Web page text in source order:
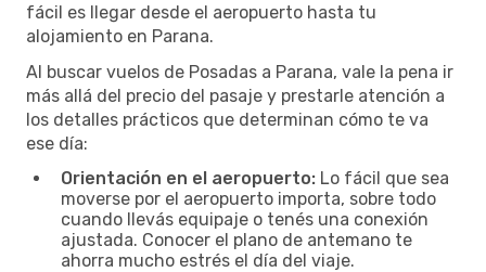
fácil es llegar desde el aeropuerto hasta tu
alojamiento en Parana.
Al buscar vuelos de Posadas a Parana, vale la pena ir
más allá del precio del pasaje y prestarle atención a
los detalles prácticos que determinan cómo te va
ese día:
Orientación en el aeropuerto: Lo fácil que sea
moverse por el aeropuerto importa, sobre todo
cuando llevás equipaje o tenés una conexión
ajustada. Conocer el plano de antemano te
ahorra mucho estrés el día del viaje.